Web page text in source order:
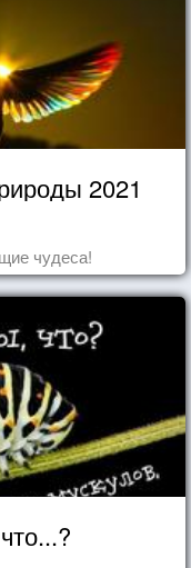
2021
чудеса!